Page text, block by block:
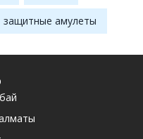
защитные амулеты